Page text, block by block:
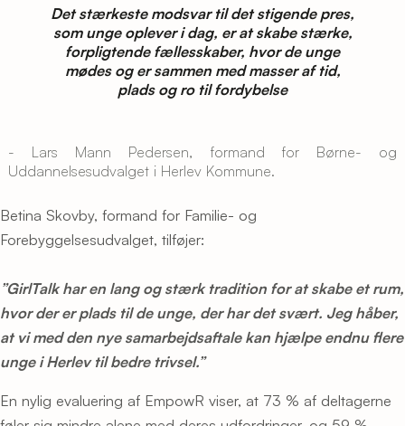
Det stærkeste modsvar til det stigende pres,
som unge oplever i dag, er at skabe stærke,
forpligtende fællesskaber, hvor de unge
mødes og er sammen med masser af tid,
plads og ro til fordybelse
- Lars Mann Pedersen, formand for Børne- og
Uddannelsesudvalget i Herlev Kommune.
Betina Skovby, formand for Familie- og
Forebyggelsesudvalget, tilføjer:
”GirlTalk har en lang og stærk tradition for at skabe et rum,
hvor der er plads til de unge, der har det svært. Jeg håber,
at vi med den nye samarbejdsaftale kan hjælpe endnu flere
unge i Herlev til bedre trivsel.”
En nylig evaluering af EmpowR viser, at 73 % af deltagerne